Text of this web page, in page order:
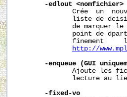
-edlout <nomfichier>
Crée  un
liste de
de marquer
point de
finement
http://
-enqueue
(GUI
Ajoute les
lecture au
-fixed-vo